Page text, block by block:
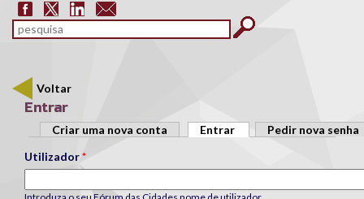
Formulário de pesquisa
pesquisar
Voltar
Entrar
Separadores primários
Criar uma nova conta Entrar (separador ativo)
Pedir nova senha
Utilizador*